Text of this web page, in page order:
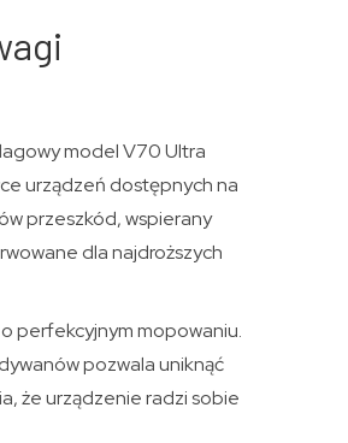
model V70 Ultra
urządzeń dostępnych na
przeszkód, wspierany
dla najdroższych
perfekcyjnym mopowaniu.
pozwala uniknąć
że urządzenie radzi sobie